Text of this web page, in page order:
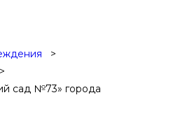
сад №73» города